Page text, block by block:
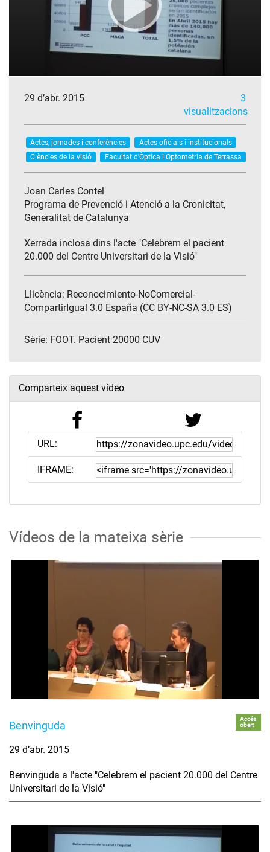
29 d’abr. 2015
3
visualitzacions
Actes, jornades i conferències
Actes oficials i institucionals
Ciències de la visió
Facultat d'Òptica i Optometria de Terrassa
Joan Carles Contel
Programa de Prevenció i Atenció a la Cronicitat,
Generalitat de Catalunya
Xerrada inclosa dins l'acte "Celebrem el pacient
20.000 del Centre Universitari de la Visió"
Llicència: Reconocimiento-NoComercial-
CompartirIgual 3.0 España (CC BY-NC-SA 3.0 ES)
Sèrie: FOOT. Pacient 20000 CUV
Comparteix aquest vídeo
URL:
IFRAME:
Vídeos de la mateixa sèrie
Benvinguda
Accés
obert
29 d’abr. 2015
Benvinguda a l'acte "Celebrem el pacient 20.000 del Centre
Universitari de la Visió"